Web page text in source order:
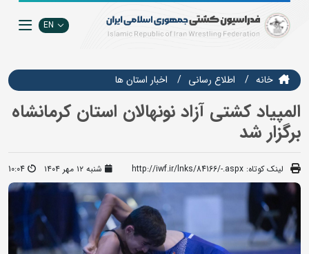
EN
خانه اطلاع رسانی اخبار استان ها
المپیاد کشتی آزاد نونهالان استان کرمانشاه
برگزار شد
لینک کوتاه: http://iwf.ir/lnks/84166/-.aspx شنبه ۱۲ مهر ۱۴۰۴ 10:04